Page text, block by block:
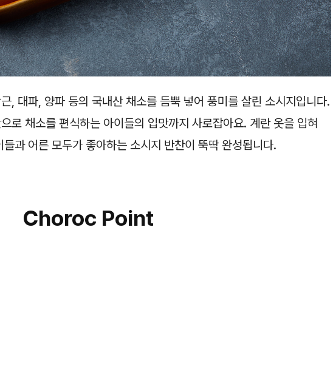
, 대파, 양파 등의 국내산 채소를 듬뿍 넣어 풍미를 살린 소시지입니다.
로 채소를 편식하는 아이들의 입맛까지 사로잡아요. 계란 옷을 입혀
과 어른 모두가 좋아하는 소시지 반찬이 뚝딱 완성됩니다.
Choroc Point